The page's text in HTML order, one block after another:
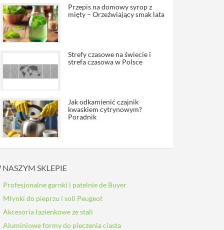
Przepis na domowy syrop z
mięty – Orzeźwiający smak lata
Strefy czasowe na świecie i
strefa czasowa w Polsce
Jak odkamienić czajnik
kwaskiem cytrynowym?
Poradnik
NASZYM SKLEPIE
Profesjonalne garnki i patelnie de Buyer
Młynki do pieprzu i soli Peugeot
Akcesoria łazienkowe ze stali
Aluminiowe formy do pieczenia ciasta